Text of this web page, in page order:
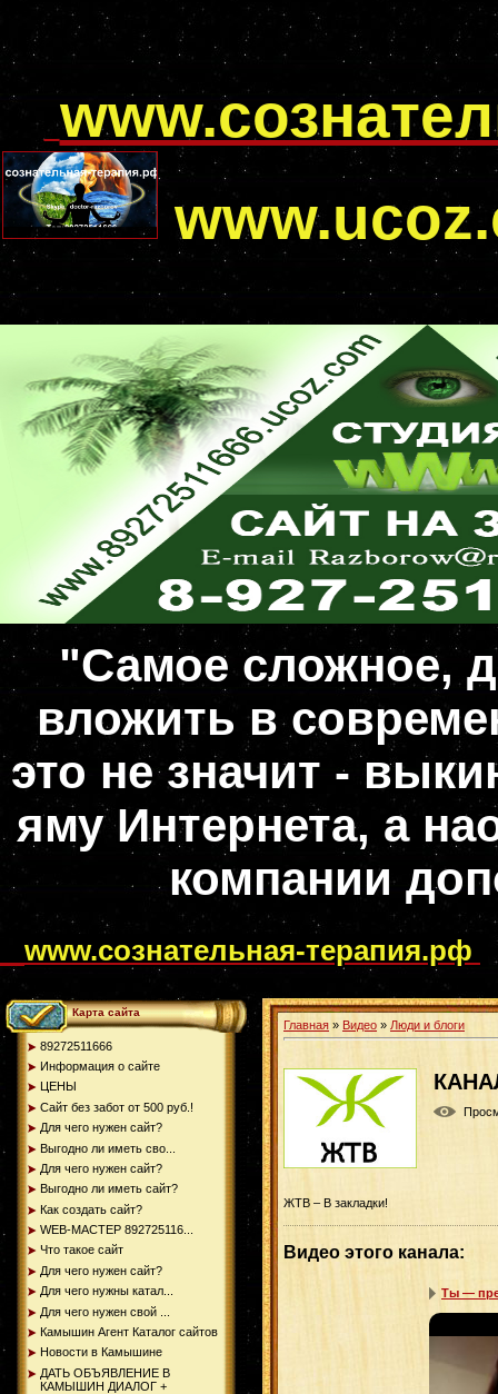
"Самое сложное,
вложить в
это не значит -
яму Интернета, а
компании
www.сознательная-терапия.рф
Карта сайта
89272511666
Информация о сайте
ЦЕНЫ
Сайт без забот от 500 руб.!
Для чего нужен сайт?
Выгодно ли иметь сво...
Для чего нужен сайт?
Выгодно ли иметь сайт?
Как создать сайт?
WEB-МАСТЕР 892725116...
Что такое сайт
Для чего нужен сайт?
Для чего нужны катал...
Для чего нужен свой ...
Камышин Агент Каталог сайтов
Новости в Камышине
ДАТЬ ОБЪЯВЛЕНИЕ В
КАМЫШИН ДИАЛОГ +
Главная » Видео » Люди и блоги
ЖТВ – В закладки!
Видео этого канала:
Ты —